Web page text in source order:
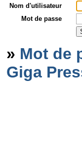
Nom d'utilisateur
Mot de passe
» Mot de
Giga